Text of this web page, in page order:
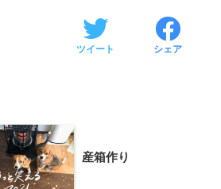
ツイート シェア
産箱作り